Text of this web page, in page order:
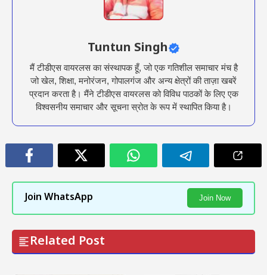
Tuntun Singh
मैं टीडीएस वायरलस का संस्थापक हूँ, जो एक गतिशील समाचार मंच है
जो खेल, शिक्षा, मनोरंजन, गोपालगंज और अन्य क्षेत्रों की ताज़ा खबरें
प्रदान करता है। मैंने टीडीएस वायरलस को विविध पाठकों के लिए एक
विश्वसनीय समाचार और सूचना स्रोत के रूप में स्थापित किया है।
Join WhatsApp Join Now
Related Post